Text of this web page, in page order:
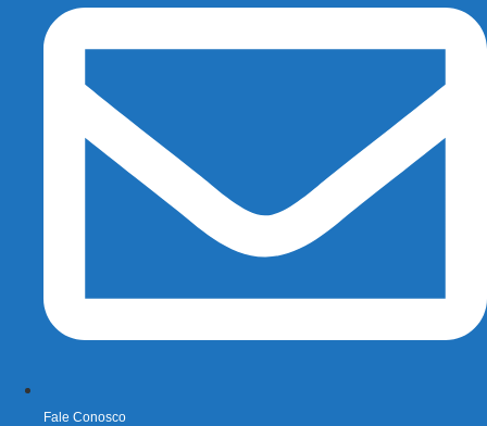
Fale Conosco